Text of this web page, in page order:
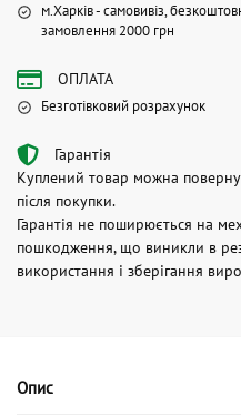
м.Харків - самовивіз,
замовлення 2000 грн
ОПЛАТА
Безготівковий розрахунок
Гарантія
Куплений товар можна
після покупки.
Гарантія не поширюється на
пошкодження, що виникли в
використання і зберігання
Опис